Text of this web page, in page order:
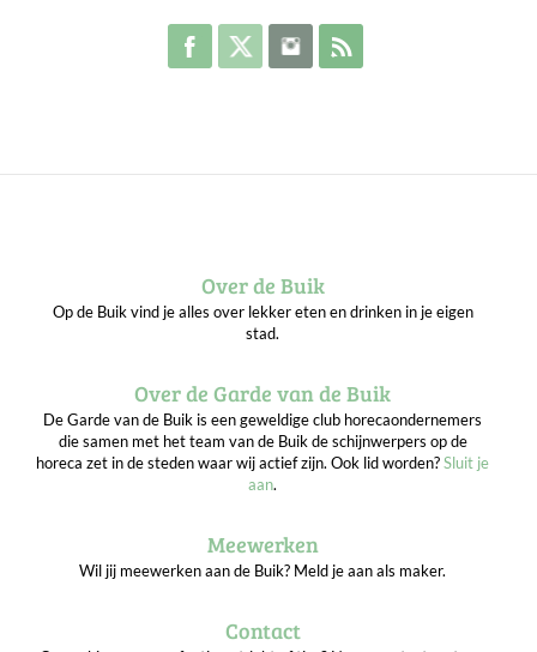
Volg de Buik op Facebook
Volg de Buik op Twitter
Volg de Buik op Instagram
Over de Buik
Op de Buik vind je alles over lekker eten en drinken in je eigen
stad.
Over de Garde van de Buik
De Garde van de Buik is een geweldige club horecaondernemers
die samen met het team van de Buik de schijnwerpers op de
horeca zet in de steden waar wij actief zijn. Ook lid worden?Sluit je
aan.
Meewerken
Wil jij meewerken aan de Buik? Meld je aan als maker.
Contact